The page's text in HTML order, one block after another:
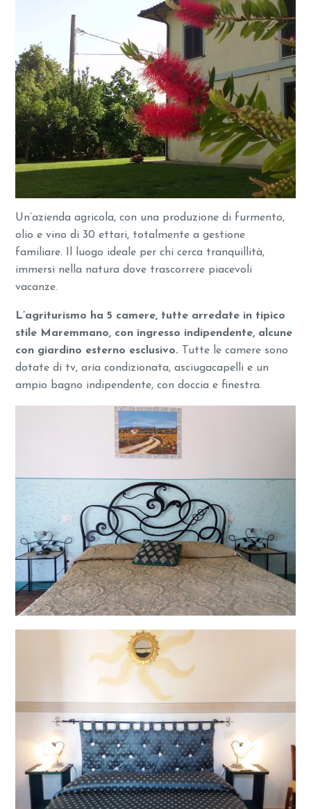
Un’azienda agricola, con una produzione di furmento,
olio e vino di 30 ettari, totalmente a gestione
familiare. Il luogo ideale per chi cerca tranquillità,
immersi nella natura dove trascorrere piacevoli
vacanze.
L’agriturismo ha 5 camere, tutte arredate in tipico
stile Maremmano, con ingresso indipendente, alcune
con giardino esterno esclusivo.
Tutte le camere sono
dotate di tv, aria condizionata, asciugacapelli e un
ampio bagno indipendente, con doccia e finestra.